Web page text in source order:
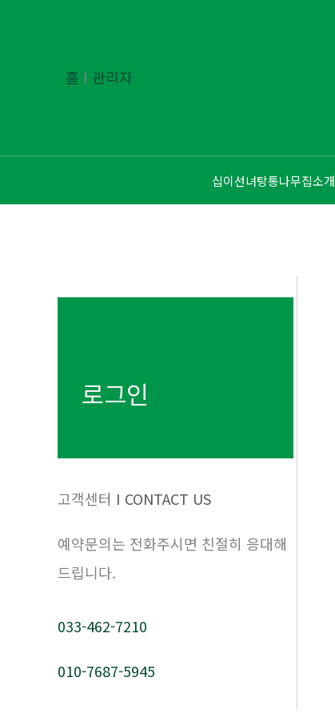
홈 Ι 관리자
십이선녀탕통나무집소개
로그인
고객센터 Ι CONTACT US
예약문의는 전화주시면 친절히 응대해
드립니다.
033-462-7210
010-7687-5945